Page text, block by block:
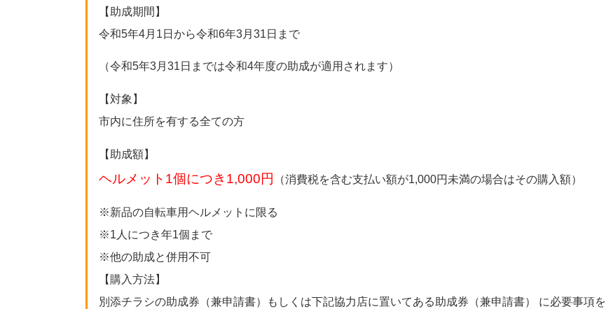
【助成期間】
令和5年4月1日から令和6年3月31日まで
（令和5年3月31日までは令和4年度の助成が適用されます）
【対象】
市内に住所を有する全ての方
【助成額】
ヘルメット1個につき1,000円 （消費税を含む支払い額が1,000円未満の場合はその購入額）
※新品の自転車用ヘルメットに限る
※1人につき年1個まで
※他の助成と併用不可
【購入方法】
別添チラシの助成券（兼申請書）もしくは下記協力店に置いてある助成券（兼申請書） に必要事項を